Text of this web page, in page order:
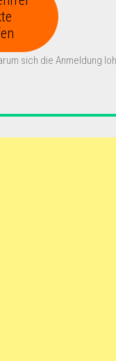
sich die Anmeldung